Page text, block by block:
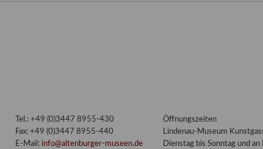
Tel.: +49 (0)3447 8955-430
Fax: +49 (0)3447 8955-440
E-Mail: info@altenburger-museen.de
Öffnungszeiten
Lindenau-Museum
Dienstag bis Sonntag und an